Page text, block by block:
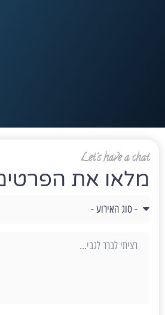
Let's have a chat
מלאו את